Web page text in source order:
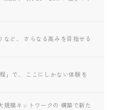
など、 さらなる高みを目指せる
」で、 ここにしかない体験を
規模ネットワークの 構築で新た